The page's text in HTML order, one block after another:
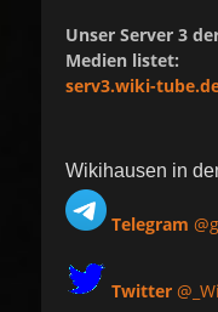
Unser Server 3
Medien listet:
serv3.wiki-
Wikihausen in
Telegram
Twitter